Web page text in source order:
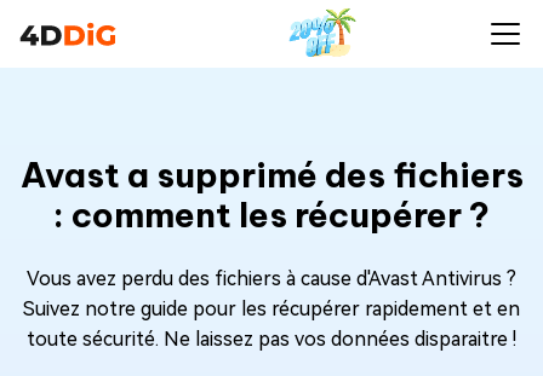
Avast a supprimé des fichiers
: comment les récupérer ?
Vous avez perdu des fichiers à cause d'Avast Antivirus ?
Suivez notre guide pour les récupérer rapidement et en
toute sécurité. Ne laissez pas vos données disparaitre !